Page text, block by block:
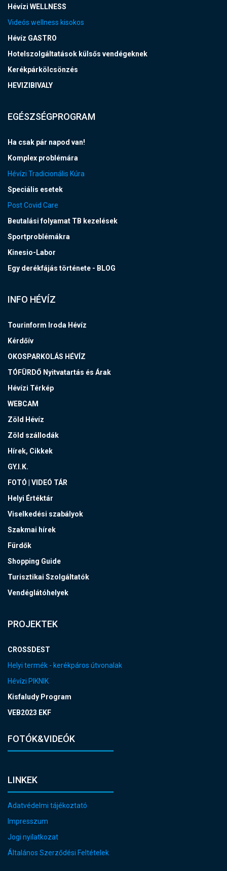
Hévízi WELLNESS
Videós wellness kisokos
Hévíz GASTRO
Hotelszolgáltatások külsős vendégeknek
Kerékpárkölcsönzés
HEVIZIBIVALY
EGÉSZSÉGPROGRAM
Ha csak pár napod van!
Komplex problémára
Hévízi Tradicionális Kúra
Speciális esetek
Post Covid Care
Beutalási folyamat TB kezelések
Sportproblémákra
Kinesio-Labor
Egy derékfájás története - BLOG
INFO HÉVÍZ
Tourinform Iroda Hévíz
Kérdőív
OKOSPARKOLÁS HÉVÍZ
TÓFÜRDŐ Nyitvatartás és Árak
Hévízi Térkép
WEBCAM
Zöld Hévíz
Zöld szállodák
Hírek, Cikkek
GY.I.K.
FOTÓ | VIDEÓ TÁR
Helyi Értéktár
Viselkedési szabályok
Szakmai hírek
Fürdők
Shopping Guide
Turisztikai Szolgáltatók
Vendéglátóhelyek
PROJEKTEK
CROSSDEST
Helyi termék - kerékpáros útvonalak
Hévízi PIKNIK
Kisfaludy Program
VEB2023 EKF
FOTÓK&VIDEÓK
LINKEK
Adatvédelmi tájékoztató
Impresszum
Jogi nyilatkozat
Általános Szerződési Feltételek